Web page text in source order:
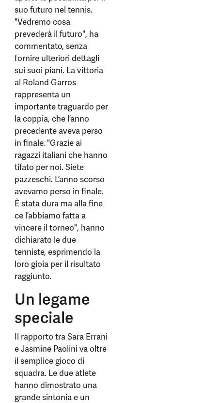
suo futuro nel tennis.
"Vedremo cosa
prevederà il futuro", ha
commentato, senza
fornire ulteriori dettagli
sui suoi piani. La vittoria
al Roland Garros
rappresenta un
importante traguardo per
la coppia, che l’anno
precedente aveva perso
in finale. "Grazie ai
ragazzi italiani che hanno
tifato per noi. Siete
pazzeschi. L’anno scorso
avevamo perso in finale.
È stata dura ma alla fine
ce l’abbiamo fatta a
vincere il torneo", hanno
dichiarato le due
tenniste, esprimendo la
loro gioia per il risultato
raggiunto.
Un legame
speciale
Il rapporto tra Sara Errani
e Jasmine Paolini va oltre
il semplice gioco di
squadra. Le due atlete
hanno dimostrato una
grande sintonia e un